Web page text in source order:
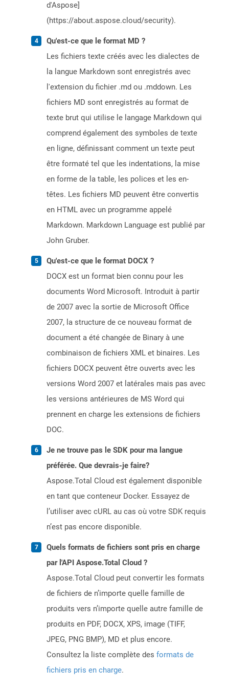
d'Aspose]
(https://about.aspose.cloud/security).
Qu'est-ce que le format MD ?
Les fichiers texte créés avec les dialectes de
la langue Markdown sont enregistrés avec
l'extension du fichier .md ou .mddown. Les
fichiers MD sont enregistrés au format de
texte brut qui utilise le langage Markdown qui
comprend également des symboles de texte
en ligne, définissant comment un texte peut
être formaté tel que les indentations, la mise
en forme de la table, les polices et les en-
têtes. Les fichiers MD peuvent être convertis
en HTML avec un programme appelé
Markdown. Markdown Language est publié par
John Gruber.
Qu'est-ce que le format DOCX ?
DOCX est un format bien connu pour les
documents Word Microsoft. Introduit à partir
de 2007 avec la sortie de Microsoft Office
2007, la structure de ce nouveau format de
document a été changée de Binary à une
combinaison de fichiers XML et binaires. Les
fichiers DOCX peuvent être ouverts avec les
versions Word 2007 et latérales mais pas avec
les versions antérieures de MS Word qui
prennent en charge les extensions de fichiers
DOC.
Je ne trouve pas le SDK pour ma langue
préférée. Que devrais-je faire?
Aspose.Total Cloud est également disponible
en tant que conteneur Docker. Essayez de
l’utiliser avec cURL au cas où votre SDK requis
n’est pas encore disponible.
Quels formats de fichiers sont pris en charge
par l'API Aspose.Total Cloud ?
Aspose.Total Cloud peut convertir les formats
de fichiers de n’importe quelle famille de
produits vers n’importe quelle autre famille de
produits en PDF, DOCX, XPS, image (TIFF,
JPEG, PNG BMP), MD et plus encore.
Consultez la liste complète des formats de
fichiers pris en charge.